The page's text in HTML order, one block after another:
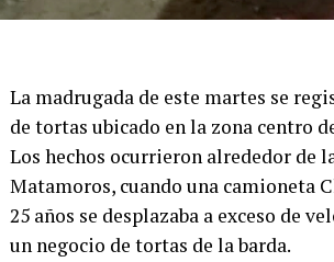
La madrugada de este martes se
de tortas ubicado en la zona centro
Los hechos ocurrieron alrededor de
Matamoros, cuando una camioneta
25 años se desplazaba a exceso de
un negocio de tortas de la barda.